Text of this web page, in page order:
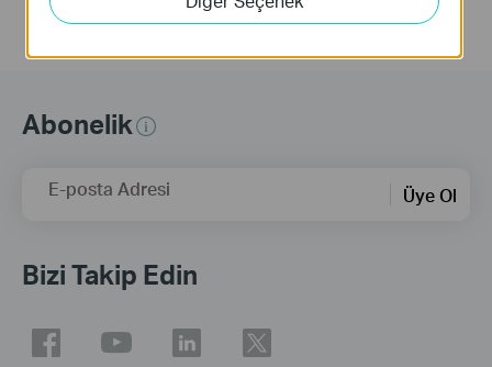
Abonelik
E-posta Adresi Üye Ol
Bizi Takip Edin